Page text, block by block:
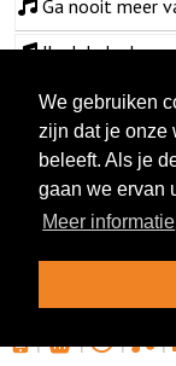
Ga nooit meer
Ik pluk de dag
Ik zet je bed
Probeer eens te
| | | |
We gebruiken
zijn dat je onze
beleeft. Als je
gaan we ervan
Meer informatie